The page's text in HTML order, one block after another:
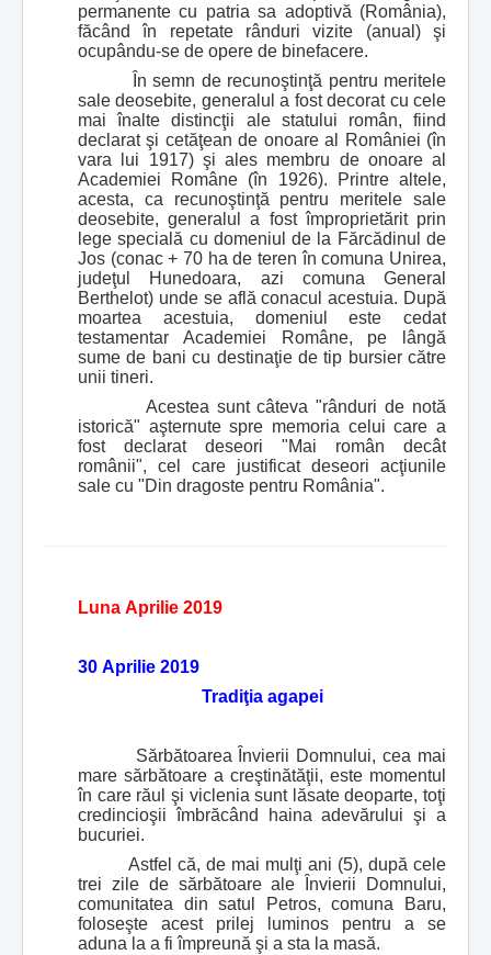
permanente cu patria sa adoptivă (România),
făcând în repetate rânduri vizite (anual) şi
ocupându-se de opere de binefacere.
În semn de recunoştinţă pentru meritele
sale deosebite, generalul a fost decorat cu cele
mai înalte distincţii ale statului român, fiind
declarat şi cetăţean de onoare al României (în
vara lui 1917) şi ales membru de onoare al
Academiei Române (în 1926). Printre altele,
acesta, ca recunoştinţă pentru meritele sale
deosebite, generalul a fost împroprietărit prin
lege specială cu domeniul de la Fărcădinul de
Jos (conac + 70 ha de teren în comuna Unirea,
judeţul Hunedoara, azi comuna General
Berthelot) unde se află conacul acestuia. După
moartea acestuia, domeniul este cedat
testamentar Academiei Române, pe lângă
sume de bani cu destinaţie de tip bursier către
unii tineri.
Acestea sunt câteva "rânduri de notă
istorică" aşternute spre memoria celui care a
fost declarat deseori "Mai român decât
românii", cel care justificat deseori acţiunile
sale cu "Din dragoste pentru România".
Luna Aprilie 2019
30 Aprilie 2019
Tradiţia agapei
Sărbătoarea Învierii Domnului, cea mai
mare sărbătoare a creştinătăţii, este momentul
în care răul şi viclenia sunt lăsate deoparte, toţi
credincioşii îmbrăcând haina adevărului şi a
bucuriei.
Astfel că, de mai mulţi ani (5), după cele
trei zile de sărbătoare ale Învierii Domnului,
comunitatea din satul Petros, comuna Baru,
foloseşte acest prilej luminos pentru a se
aduna la a fi împreună şi a sta la masă.